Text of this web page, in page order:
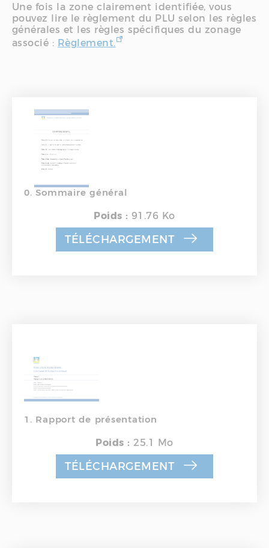
Une fois la zone clairement identifiée, vous
pouvez lire le règlement du PLU selon les règles
générales et les règles spécifiques du zonage
associé : Règlement.
0. Sommaire général
Poids : 91.76 Ko
TÉLÉCHARGEMENT
1. Rapport de présentation
Poids : 25.1 Mo
TÉLÉCHARGEMENT